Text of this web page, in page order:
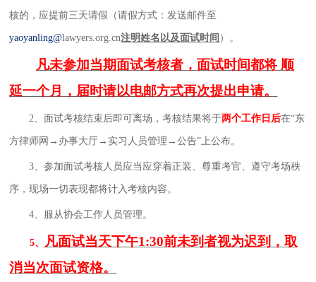
核的 ， 应提前三天请假（请假方式：发送邮件至
yaoyanling@lawyers.org.cn注明姓名以及面试时间 ）。
凡未参加当期面试考核者，面试时间都将 顺
延一个月，届时请以电邮方式再次提出申请。
2、 面试考核结束后即可离场 ，考核结果将于两个工作日 后在“东
方律师网→办事大厅→实习人员管理→公告”上公布。
3、参加面试考核人员应当 应穿着正装、尊重考官、遵守考场秩
序，现场一切表现都将计入考核内容。
4、 服从协会工作人员管理。
5、 凡面试当天下午1:30前未到者视为迟到，取
消当次面试资格。